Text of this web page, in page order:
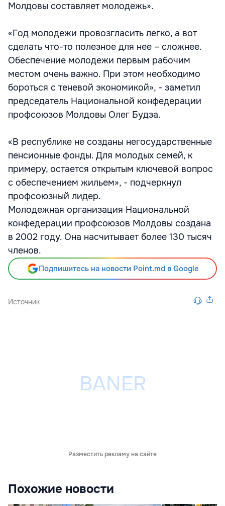
Молдовы составляет молодежь».
«Год молодежи провозгласить легко, а вот
сделать что-то полезное для нее – сложнее.
Обеспечение молодежи первым рабочим
местом очень важно. При этом необходимо
бороться с теневой экономикой», - заметил
председатель Национальной конфедерации
профсоюзов Молдовы Олег Будза.
«В республике не созданы негосударственные
пенсионные фонды. Для молодых семей, к
примеру, остается открытым ключевой вопрос
с обеспечением жильем», - подчеркнул
профсоюзный лидер.
Молодежная организация Национальной
конфедерации профсоюзов Молдовы создана
в 2002 году. Она насчитывает более 130 тысяч
членов.
Подпишитесь на новости Point.md в Google
Источник
Разместить рекламу на сайте
Похожие новости